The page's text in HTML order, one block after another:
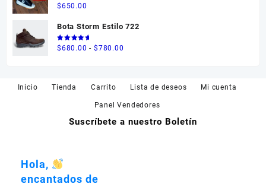
Valorado
en
$650.00
Bota Storm Estilo 722
Valorado
en 5.00
$680.00 - $780.00
desde
hasta
$780.00
Inicio Tienda Carrito Lista de deseos Mi cuenta
Panel Vendedores
Suscríbete a nuestro Boletín
Hola,
encantados de